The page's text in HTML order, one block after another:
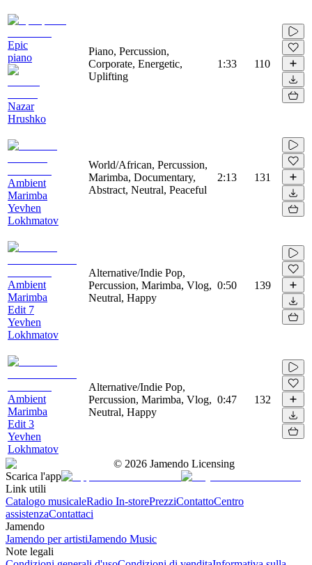
Epic
piano
Nazar
Hrushko
Piano, Percussion,
Corporate, Energetic,
Uplifting
1:33 110
Ambient
Marimba
Yevhen
Lokhmatov
World/African, Percussion,
Marimba, Documentary,
Abstract, Neutral, Peaceful
2:13 131
Ambient
Marimba
Edit 7
Yevhen
Lokhmatov
Alternative/Indie Pop,
Percussion, Marimba, Vlog,
Neutral, Happy
0:50 139
Ambient
Marimba
Edit 3
Yevhen
Lokhmatov
Alternative/Indie Pop,
Percussion, Marimba, Vlog,
Neutral, Happy
0:47 132
© 2026 Jamendo Licensing
Scarica l'app
Link utili
Catalogo musicaleRadio In-storePrezziContattoCentro
assistenzaContattaci
Jamendo
Jamendo per artistiJamendo Music
Note legali